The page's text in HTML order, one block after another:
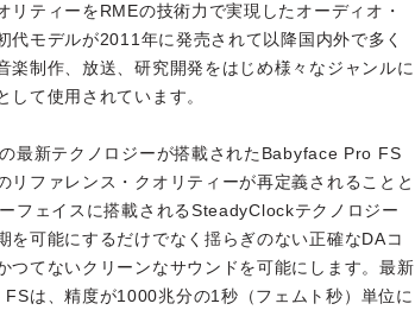
リティーをRMEの技術力で実現したオーディオ・
代モデルが2011年に発売されて以降国内外で多く
楽制作、放送、研究開発をはじめ様々なジャンルに
して使用されています。
最新テクノロジーが搭載されたBabyface Pro FS
リファレンス・クオリティーが再定義されることと
フェイスに搭載されるSteadyClockテクノロジー
を可能にするだけでなく揺らぎのない正確なDAコ
つてないクリーンなサウンドを可能にします。最新
は、精度が1000兆分の1秒（フェムト秒）単位に